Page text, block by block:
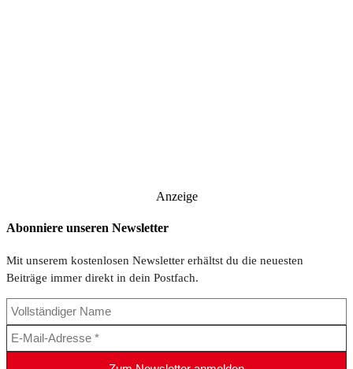
Anzeige
Abonniere unseren Newsletter
Mit unserem kostenlosen Newsletter erhältst du die neuesten
Beiträge immer direkt in dein Postfach.